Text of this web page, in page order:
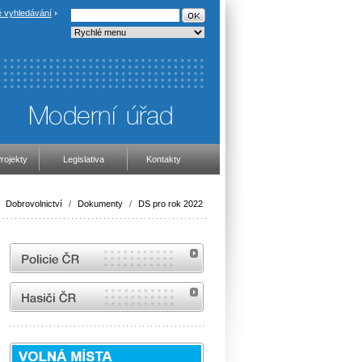
vyhledávání
Legislativa Kontakty
Dobrovolnictví / Dokumenty / DS pro rok 2022
internetové stránky Policie ČR
internetové stránky Hasiči ČR